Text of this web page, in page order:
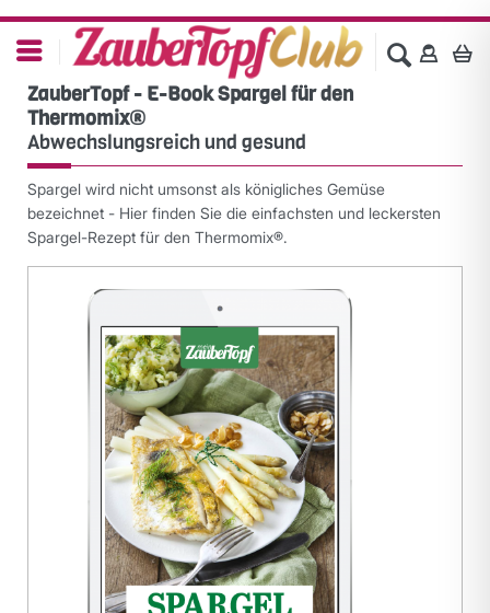
ZauberTopf - E-Book Spargel für den
Thermomix®
Abwechslungsreich und gesund
Spargel wird nicht umsonst als königliches Gemüse
bezeichnet - Hier finden Sie die einfachsten und leckersten
Spargel-Rezept für den Thermomix®.